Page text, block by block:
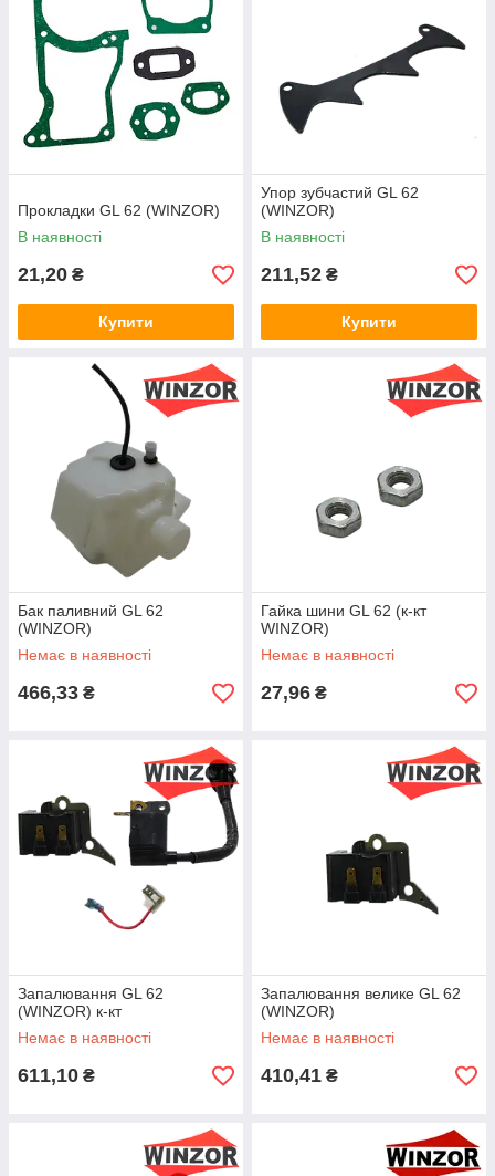
Прокладки GL 62 (WINZOR)
В наявності
21,20 ₴
Купити
Упор зубчастий GL 62
(WINZOR)
В наявності
211,52 ₴
Купити
Бак паливний GL 62
(WINZOR)
Немає в наявності
466,33 ₴
Гайка шини GL 62 (к-кт
WINZOR)
Немає в наявності
27,96 ₴
Запалювання GL 62
(WINZOR) к-кт
Немає в наявності
611,10 ₴
Запалювання велике GL 62
(WINZOR)
Немає в наявності
410,41 ₴